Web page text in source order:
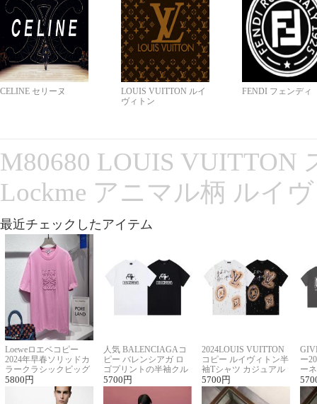
CELINE セリーヌ
LOUIS VUITTON ルイ
ヴィトン
FENDI フェンディ
M80680 LOUIS VUITTON
Lockme アニマル柄 ルイ
最近チェックしたアイテム
Loeweロエベコピー
2024年早春ソリッドカ
ラークラシックビッグ
ロゴ刺繍Tシャツ
5800 円
人気 BALENCIAGAコ
ピー バレンシアガ ロ
ゴプリントの半袖クル
ーネックTシャツ
5700 円
2024LOUIS VUITTON
コピー ルイヴィトン半
袖Tシャツ カジュアル
に馴染む 2色展開
5700 円
ー
ー
ー